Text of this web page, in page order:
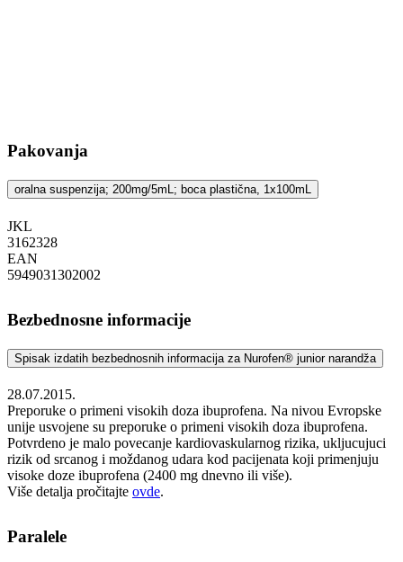
Pakovanja
oralna suspenzija; 200mg/5mL; boca plastična, 1x100mL
JKL
‍3162328
EAN
5949031302002
Bezbednosne informacije
Spisak izdatih bezbednosnih informacija za Nurofen® junior narandža
28.07.2015.
Preporuke o primeni visokih doza ibuprofena. Na nivou Evropske
unije usvojene su preporuke o primeni visokih doza ibuprofena.
Potvrdeno je malo povecanje kardiovaskularnog rizika, ukljucujuci
rizik od srcanog i moždanog udara kod pacijenata koji primenjuju
visoke doze ibuprofena (2400 mg dnevno ili više).
Više detalja pročitajte ovde.
Paralele